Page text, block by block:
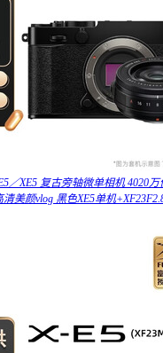
／XE5 复古旁轴微单相机 4020
清美颜vlog 黑色XE5单机